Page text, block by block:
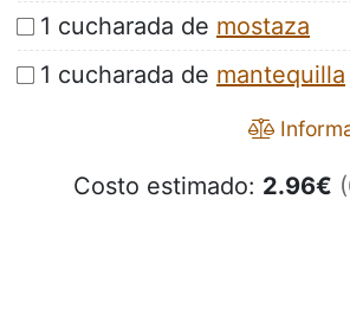
1 cucharada de mostaza
1 cucharada de mantequilla
Costo estimado: 2.96€